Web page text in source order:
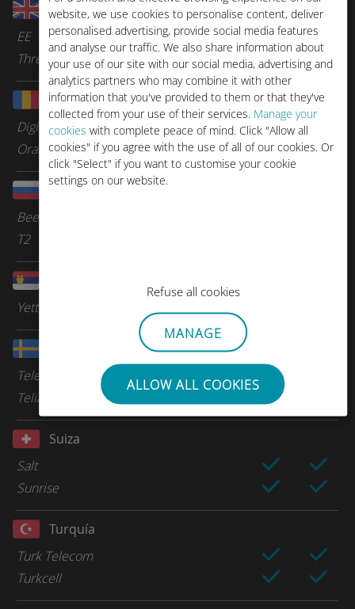
website, we use cookies to personalise content, deliver
personalised advertising, provide social media features
and analyse our traffic. We also share information about
your use of our site with our social media, advertising and
analytics partners who may combine it with other
information that you've provided to them or that they've
collected from your use of their services. Manage your
cookies with complete peace of mind. Click "Allow all
cookies" if you agree with the use of all of our cookies. Or
click "Select" if you want to customise your cookie
settings on our website.
Refuse all cookies
MANAGE
ALLOW ALL COOKIES
Reino Unido
EE
Three
Rumanía
Digi
Orange Romania
Rusia
Beeline
T2
Yettel
Tele2
Telia
Suiza
Salt
Sunrise
Turquía
Turk Telecom
Turkcell